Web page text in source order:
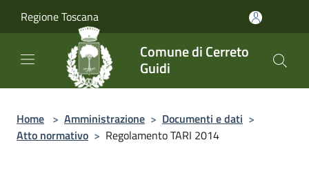
Regione Toscana
Comune di Cerreto
Guidi
Home > Amministrazione > Documenti e dati >
Atto normativo > Regolamento TARI 2014